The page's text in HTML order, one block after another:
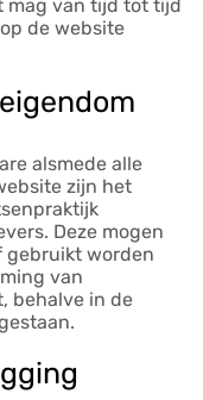
mag van tijd tot tijd
de website
alsmede alle
zijn het
Deze mogen
gebruikt worden
van
behalve in de